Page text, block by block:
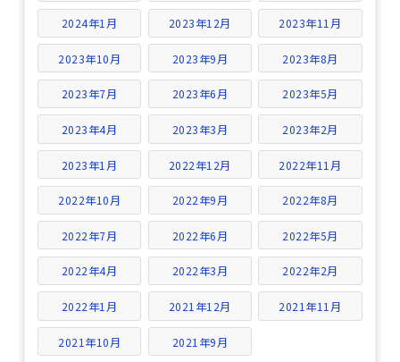
2024年1月 2023年12月 2023年11月
2023年10月 2023年9月 2023年8月
2023年7月 2023年6月 2023年5月
2023年4月 2023年3月 2023年2月
2023年1月 2022年12月 2022年11月
2022年10月 2022年9月 2022年8月
2022年7月 2022年6月 2022年5月
2022年4月 2022年3月 2022年2月
2022年1月 2021年12月 2021年11月
2021年10月 2021年9月